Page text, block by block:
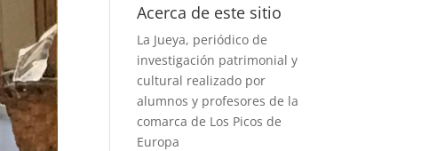
Acerca de este sitio
La Jueya, periódico de
investigación patrimonial y
cultural realizado por
alumnos y profesores de la
comarca de Los Picos de
Europa